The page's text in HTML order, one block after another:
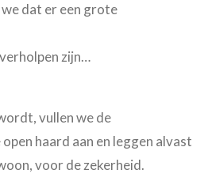
dat er een grote
zijn…
vullen we de
haard aan en leggen alvast
voor de zekerheid.